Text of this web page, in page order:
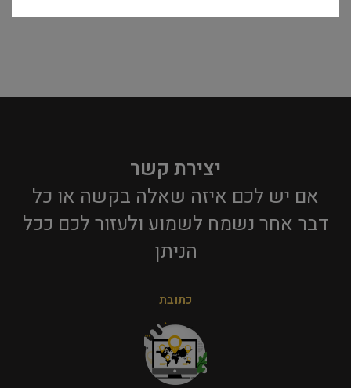
יצירת קשר
אם יש לכם איזה שאלה בקשה או כל
דבר אחר נשמח לשמוע ולעזור לכם ככל
הניתן​
כתובת